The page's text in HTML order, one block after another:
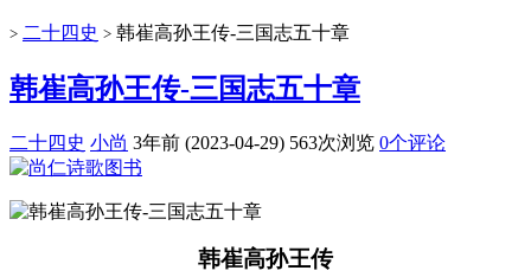
> 二十四史 > 韩崔高孙王传-三国志五十章
韩崔高孙王传-三国志五十章
二十四史 小尚 3年前 (2023-04-29) 563次浏览 0个评论
韩崔高孙王传